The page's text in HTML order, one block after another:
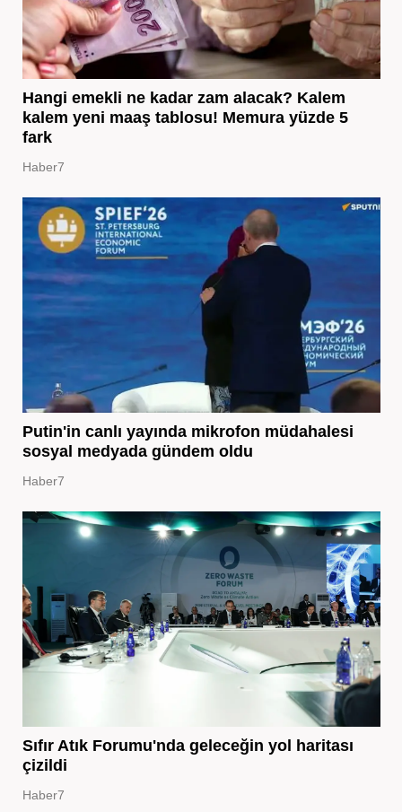
Hangi emekli ne kadar zam alacak? Kalem
kalem yeni maaş tablosu! Memura yüzde 5
fark
Haber7
Putin'in canlı yayında mikrofon müdahalesi
sosyal medyada gündem oldu
Haber7
Sıfır Atık Forumu'nda geleceğin yol haritası
çizildi
Haber7